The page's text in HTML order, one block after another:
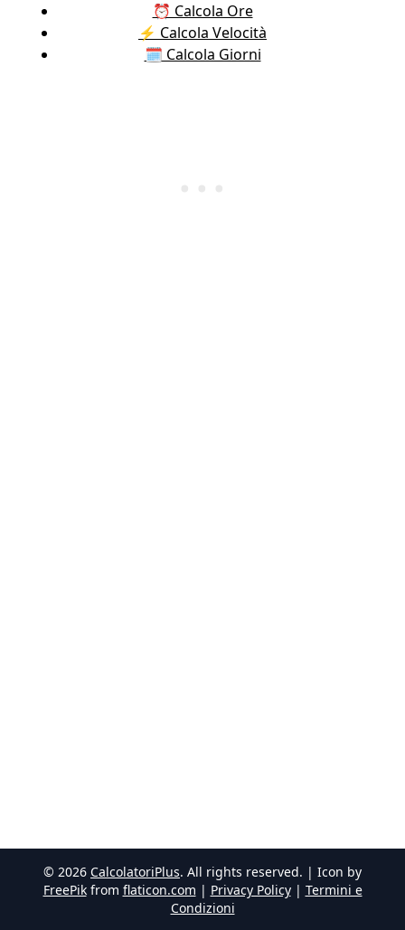
⏰ Calcola Ore
⚡️ Calcola Velocità
🗓️ Calcola Giorni
© 2026 CalcolatoriPlus. All rights reserved. | Icon by
FreePik from flaticon.com | Privacy Policy| Termini e
Condizioni